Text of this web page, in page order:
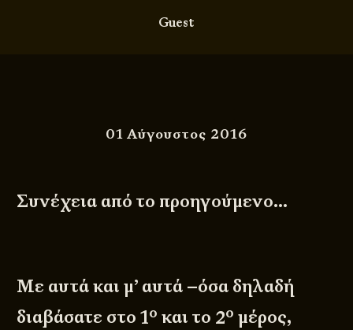
Guest
01 Αύγουστος 2016
Συνέχεια από το προηγούμενο…
Με αυτά και μ’ αυτά –όσα δηλαδή
διαβάσατε στο1ο και το 2ο μέρος,